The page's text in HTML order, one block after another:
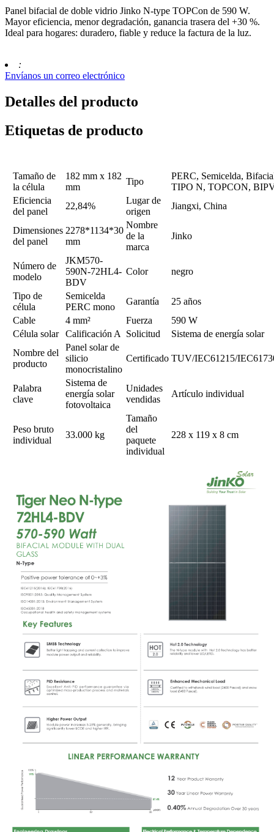
Panel bifacial de doble vidrio Jinko N-type TOPCon de 590 W.
Mayor eficiencia, menor degradación, ganancia trasera del +30 %.
Ideal para hogares: duradero, fiable y reduce la factura de la luz.
:
Envíanos un correo electrónico
Detalles del producto
Etiquetas de producto
Tamaño de
la célula
182 mm x 182
mm
Tipo
PERC, Semicelda,
TIPO N, TOPCON,
Eficiencia
del panel
22,84%
Lugar de
origen
Jiangxi, China
Dimensiones
del panel
2278*1134*30
mm
Nombre
de la
marca
Jinko
Número de
modelo
JKM570-
590N-72HL4-
BDV
Color negro
Tipo de
célula
Semicelda
PERC mono
Garantía
25 años
Cable
4 mm² Fuerza
590 W
Célula solar
Calificación A Solicitud
Sistema de energía solar
Nombre del
producto
Panel solar de
silicio
monocristalino
Certificado TUV/IEC61215/
Palabra
clave
Sistema de
energía solar
fotovoltaica
Unidades
vendidas
Artículo individual
Peso bruto
individual
33.000 kg
Tamaño
del
paquete
individual
228 x 119 x 8 cm